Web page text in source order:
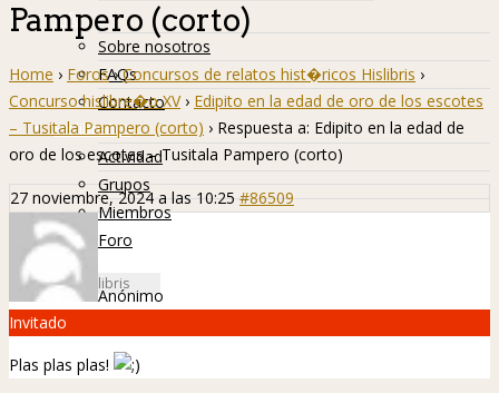
Info
Sobre nosotros
FAQs
Contacto
Hislibreños
Actividad
Grupos
Miembros
Foro
Pampero (corto)
Home › Foros › Concursos de relatos hist�ricos Hislibris ›
Concurso hislibre�o XV › Edipito en la edad de oro de los escotes
– Tusitala Pampero (corto) › Respuesta a: Edipito en la edad de
oro de los escotes – Tusitala Pampero (corto)
27 noviembre, 2024 a las 10:25 #86509
Anónimo
Invitado
Plas plas plas!